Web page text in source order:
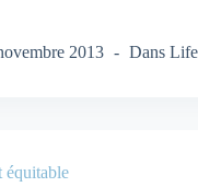
2013 Dans
équitable